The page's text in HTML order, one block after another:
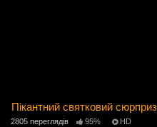
Пікантний святковий
2805 переглядів 95% HD